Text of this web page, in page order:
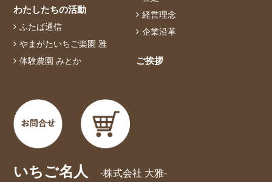
わたしたちの活動
ふたば通信
やまがたいちご楽園 雅
体験農園 みとか
経営理念
企業沿革
ご挨拶
いちご名人
-株式会社 大雅-